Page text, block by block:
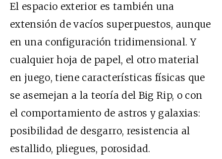
El espacio exterior es también una
extensión de vacíos superpuestos, aunque
en una configuración tridimensional. Y
cualquier hoja de papel, el otro material
en juego, tiene características físicas que
se asemejan a la teoría del Big Rip, o con
el comportamiento de astros y galaxias:
posibilidad de desgarro, resistencia al
estallido, pliegues, porosidad.